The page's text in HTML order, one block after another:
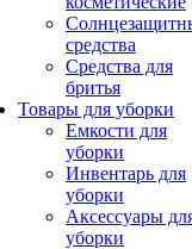
средства
Средства для
бритья
Товары для уборки
Емкости для
уборки
Инвентарь для
уборки
Аксессуары
уборки